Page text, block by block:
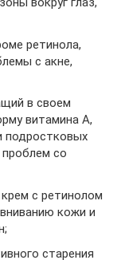
ретинола,
с акне,
в своем
витамина А,
подростковых
со
с ретинолом
кожи и
старения